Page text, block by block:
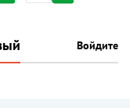
Войдите